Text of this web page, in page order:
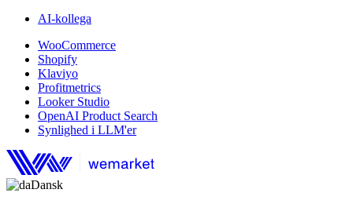
AI-kollega
WooCommerce
Shopify
Klaviyo
Profitmetrics
Looker Studio
OpenAI Product Search
Synlighed i LLM'er
Dansk